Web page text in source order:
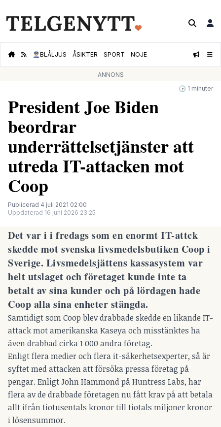
👮🏻‍♂️BLÅLJUS ÅSIKTER SPORT NÖJE
ANNONS
🕝 1 minuter
President Joe Biden
beordrar
underrättelsetjänster att
utreda IT-attacken mot
Coop
Publicerad 4 juli 2021 02:00
Uppdaterad 16 juni 2026 23:25
Det var i i fredags som en enormt IT-attck
skedde mot svenska livsmedelsbutiken Coop i
Sverige. Livsmedelsjättens kassasystem var
helt utslaget och företaget kunde inte ta
betalt av sina kunder och på lördagen hade
Coop alla sina enheter stängda.
Samtidigt som Coop blev drabbade skedde en likande IT-
attack mot amerikanska Kaseya och misstänktes ha
även drabbad cirka 1 000 andra företag.
Enligt flera medier och flera it-säkerhetsexperter, så är
syftet med attacken att försöka pressa företag på
pengar. Enligt John Hammond på Huntress Labs, har
flera av de drabbade företagen nu fått krav på att betala
allt ifrån tiotusentals kronor till tiotals miljoner kronor
i lösensummor.